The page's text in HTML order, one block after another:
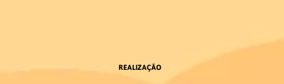
REALIZAÇÃO